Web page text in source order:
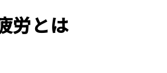
労とは